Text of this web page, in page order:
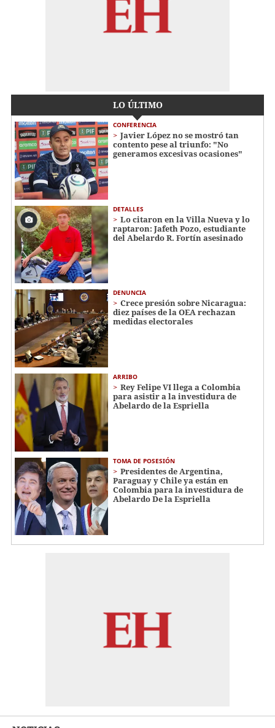
LO ÚLTIMO
CONFERENCIA
Javier López no se mostró tan
contento pese al triunfo: "No
generamos excesivas ocasiones"
DETALLES
Lo citaron en la Villa Nueva y lo
raptaron: Jafeth Pozo, estudiante
del Abelardo R. Fortín asesinado
DENUNCIA
Crece presión sobre Nicaragua:
diez países de la OEA rechazan
medidas electorales
ARRIBO
Rey Felipe VI llega a Colombia
para asistir a la investidura de
Abelardo de la Espriella
TOMA DE POSESIÓN
Presidentes de Argentina,
Paraguay y Chile ya están en
Colombia para la investidura de
Abelardo De la Espriella